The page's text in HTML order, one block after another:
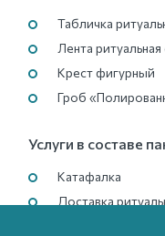
Табличка
Лента
Крест фигурный
Гроб
Услуги в составе
Катафалка
Доставка